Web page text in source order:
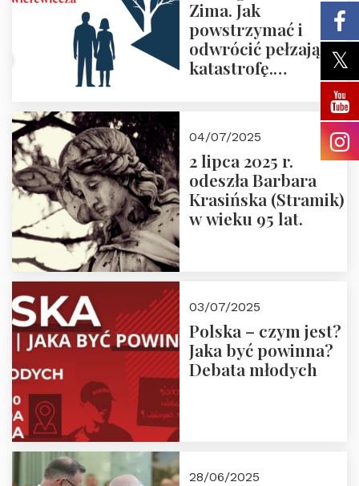
Zima. Jak
powstrzymać i
odwrócić pełzającą
katastrofę.
pierwsze spotkanie
Nowego
Ćwierćwiecza”
04/07/2025
2 lipca 2025 r.
odeszła Barbara
Krasińska (Stramik)
w wieku 95 lat.
03/07/2025
Polska – czym jest?
Jaka być powinna?
Debata młodych
28/06/2025